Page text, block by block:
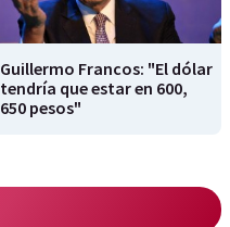
Guillermo Francos: "El dólar
tendría que estar en 600,
650 pesos"